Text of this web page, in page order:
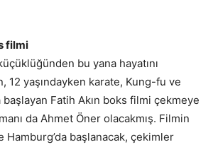
filmi
bu yana hayatını
yaşındayken karate, Kung-fu ve
Fatih Akın boks filmi çekmeye
da Ahmet Öner olacakmış. Filmin
Hamburg’da başlanacak, çekimler